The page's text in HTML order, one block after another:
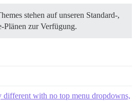
stehen auf unseren Standard-,
Plänen zur Verfügung.
different with no top menu dropdowns,